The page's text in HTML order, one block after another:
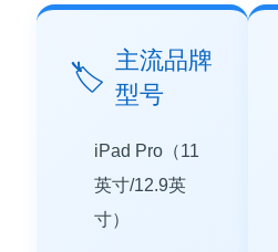
🏷️ 主流品牌
型号
iPad Pro（11
英寸/12.9英
寸）